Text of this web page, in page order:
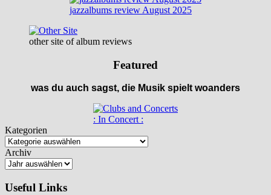
jazzalbums review August 2025
other site of album reviews
Featured
was du auch sagst, die Musik spielt woanders
: In Concert :
Kategorien
Archiv
Useful Links